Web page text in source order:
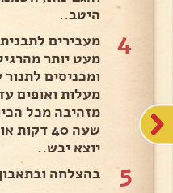
היטב..
4
מעבירים
מעט יותר
מעלות ואופים
מזהיבה מכל
שעה 40
יוצא יבש..
5 בהצלחה